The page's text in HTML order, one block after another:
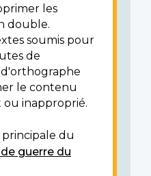
les
double.
soumis pour
de
le contenu
inapproprié.
principale du
guerre du